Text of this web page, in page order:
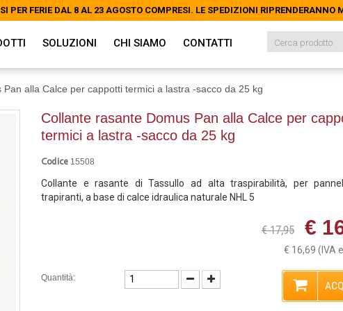
PER FERIE DAL 8 AL 23 AGOSTO COMPRESI. LE SPEDIZIONI RIPRENDERANNO
SOLUZIONI CHI SIAMO CONTATTI
alla Calce per cappotti termici a lastra -sacco da 25 kg
Collante rasante Domus Pan alla Calce per
termici a lastra -sacco da 25 kg
Codice 15508
Collante e rasante di Tassullo ad alta traspirabilità, per
trapiranti, a base di calce idraulica naturale NHL 5
€
€ 17,95
€ 16,69 (IVA
Quantità:
PER FERIE DAL 8 AL 23 AGOSTO COMPRESI. LE SPEDIZIONI RIPRENDERANNO